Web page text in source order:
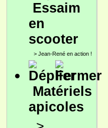
Essaim
en
scooter
> Jean-René en action !
Matériels
apicoles